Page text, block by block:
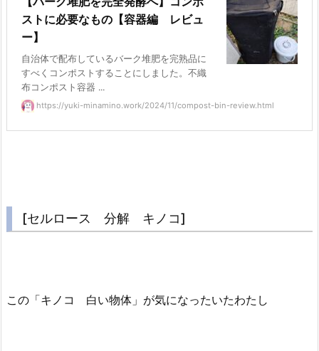
ストに必要なもの【容器編 レビュ
ー】
自治体で配布しているバーク堆肥を完熟品に
すべくコンポストすることにしました。不織
布コンポスト容器 ...
https://yuki-minamino.work/2024/11/compost-bin-review.html
[セルロース 分解 キノコ]
この「キノコ 白い物体」が気になったいたわたし